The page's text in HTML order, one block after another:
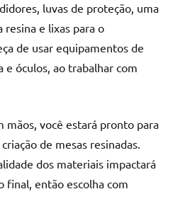
luvas de proteção, uma
resina e lixas para o
de usar equipamentos de
e óculos, ao trabalhar com
mãos, você estará pronto para
de mesas resinadas.
dos materiais impactará
então escolha com